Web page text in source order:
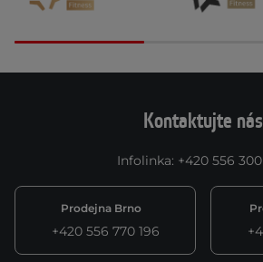
Kontaktujte nás
Infolinka: +420 556
Prodejna Brno
+420 556 770 196